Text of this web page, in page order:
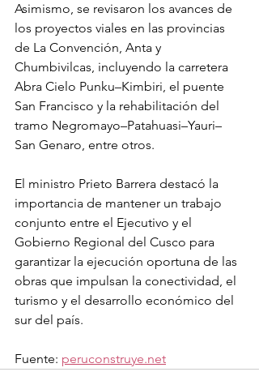
Asimismo, se revisaron los avances de
los proyectos viales en las provincias
de La Convención, Anta y
Chumbivilcas, incluyendo la carretera
Abra Cielo Punku–Kimbiri, el puente
San Francisco y la rehabilitación del
tramo Negromayo–Patahuasi–Yauri–
San Genaro, entre otros.
El ministro Prieto Barrera destacó la
importancia de mantener un trabajo
conjunto entre el Ejecutivo y el
Gobierno Regional del Cusco para
garantizar la ejecución oportuna de las
obras que impulsan la conectividad, el
turismo y el desarrollo económico del
sur del país.
Fuente: peruconstruye.net